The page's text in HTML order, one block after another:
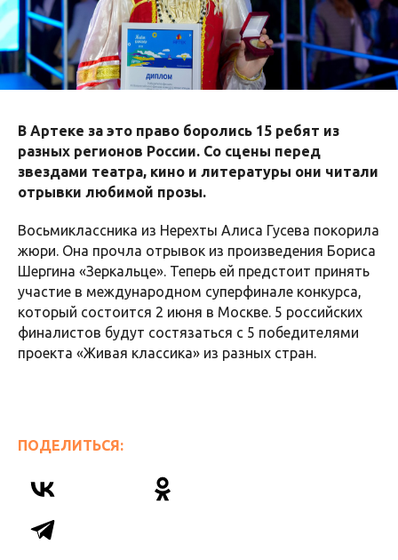
В Артеке за это право боролись 15 ребят из
разных регионов России. Со сцены перед
звездами театра, кино и литературы они читали
отрывки любимой прозы.
Восьмиклассника из Нерехты Алиса Гусева покорила
жюри. Она прочла отрывок из произведения Бориса
Шергина «Зеркальце». Теперь ей предстоит принять
участие в международном суперфинале конкурса,
который состоится 2 июня в Москве. 5 российских
финалистов будут состязаться с 5 победителями
проекта «Живая классика» из разных стран.
ПОДЕЛИТЬСЯ: